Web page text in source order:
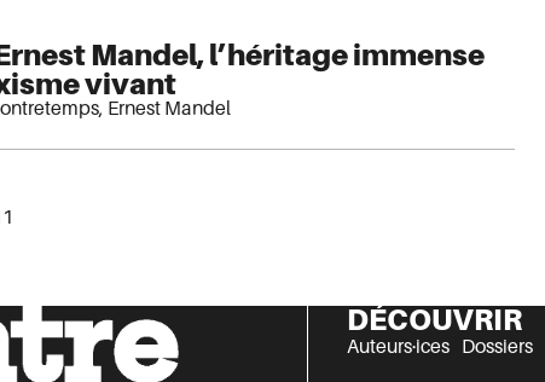
Mandel, l’héritage immense
vivant
, Ernest Mandel
DÉCOUVRIR
Auteurs·ices Dossiers